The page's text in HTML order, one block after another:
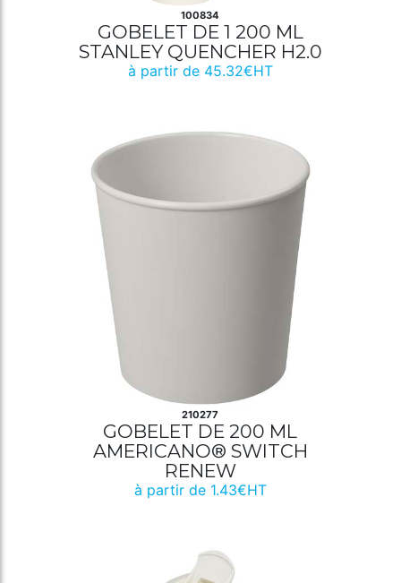
100834
GOBELET DE 1 200 ML
STANLEY QUENCHER H2.0
à partir de 45.32€HT
210277
GOBELET DE 200 ML
AMERICANO® SWITCH
RENEW
à partir de 1.43€HT